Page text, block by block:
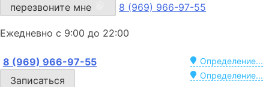
перезвоните мне 8 (969) 966-97-55
Ежедневно с 9:00 до 22:00
Определение...
8 (969) 966-97-55
Определение...
Записаться